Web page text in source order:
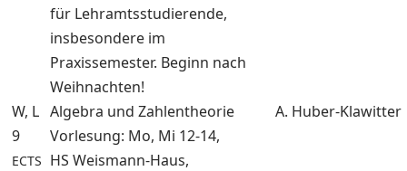
für Lehramtsstudierende,
insbesondere im
Praxissemester. Beginn nach
Weihnachten!
W, L Algebra und Zahlentheorie
A. Huber-Klawitter
9
ECTS
Vorlesung: Mo, Mi 12-14,
HS Weismann-Haus,